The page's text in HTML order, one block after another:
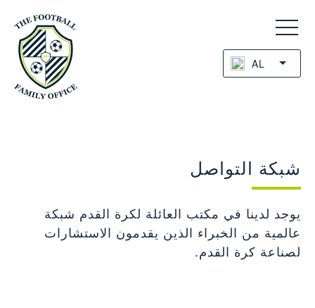
AL
شبكة التواصل
يوجد لدينا في مكتب العائلة لكرة القدم شبكة
عالمية من الخبراء الذين يقدمون الاستشارات
لصناعة كرة القدم.